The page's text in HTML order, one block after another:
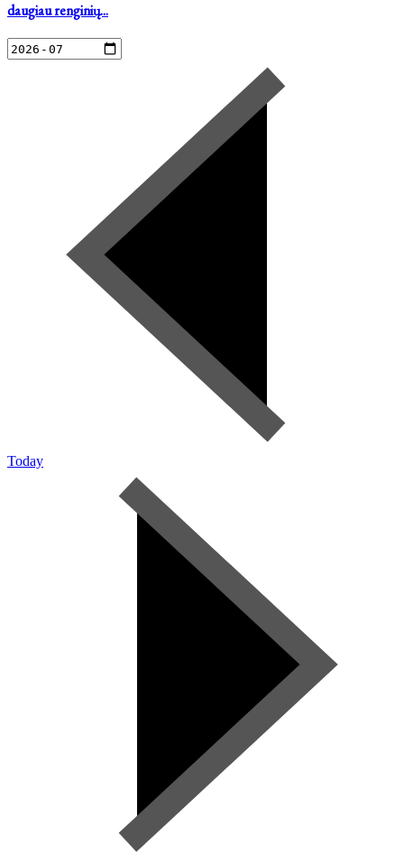
daugiau renginių...
Today